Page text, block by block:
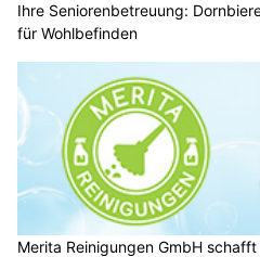
Ihre Seniorenbetreuung:
für Wohlbefinden
Merita Reinigungen GmbH